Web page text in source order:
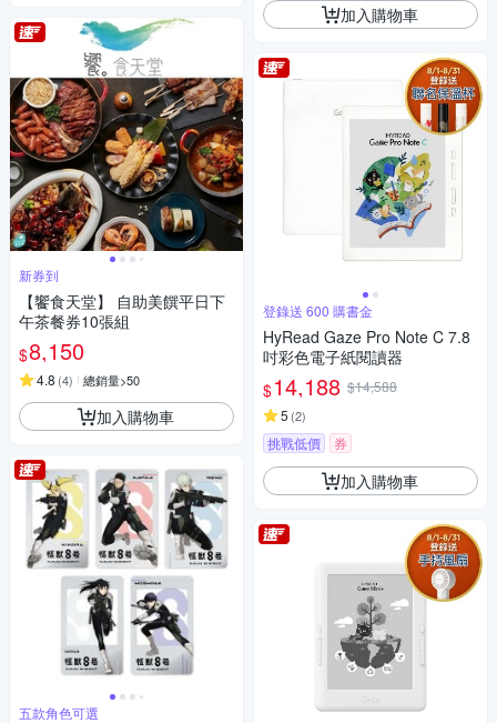
新券到
【饗食天堂】 自助美饌平日下
午茶餐券10張組
$8,150
4.8 (4) 總銷量>50
加入購物車
五款角色可選
加入購物車
登錄送 600 購書金
HyRead Gaze Pro Note C 7.8
吋彩色電子紙閱讀器
$14,188 $14,588
5 (2)
挑戰低價 券
加入購物車